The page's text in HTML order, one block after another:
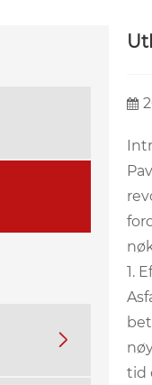

1.
tid